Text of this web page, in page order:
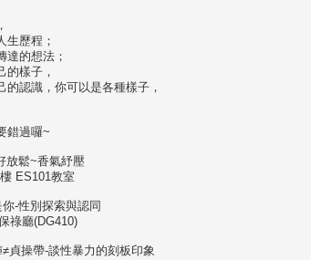
生歷程；
達的想法；
的樣子，
認識，你可以是各種樣子，
錯過囉~
放鬆~香氣紓壓
ES101教室
-性別探索與認同
祿廳(DG410)
貞操帶-談性暴力的刻板印象